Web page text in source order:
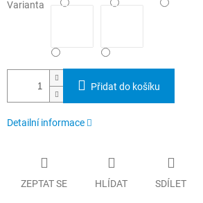
Varianta
Přidat do košíku
Detailní informace
ZEPTAT SE HLÍDAT SDÍLET